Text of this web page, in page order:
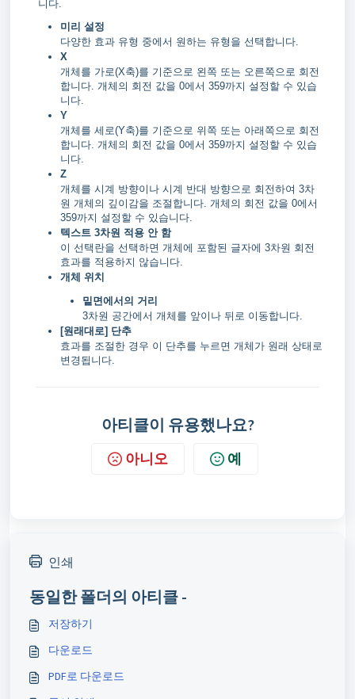
니다.
미리 설정
다양한 효과 유형 중에서 원하는 유형을 선택합니다.
X
개체를 가로(X축)를 기준으로 왼쪽 또는 오른쪽으로 회전
합니다. 개체의 회전 값을 0에서 359까지 설정할 수 있습
니다.
Y
개체를 세로(Y축)를 기준으로 위쪽 또는 아래쪽으로 회전
합니다. 개체의 회전 값을 0에서 359까지 설정할 수 있습
니다.
Z
개체를 시계 방향이나 시계 반대 방향으로 회전하여 3차
원 개체의 깊이감을 조절합니다. 개체의 회전 값을 0에서
359까지 설정할 수 있습니다.
텍스트 3차원 적용 안 함
이 선택란을 선택하면 개체에 포함된 글자에 3차원 회전
효과를 적용하지 않습니다.
개체 위치
밑면에서의 거리
3차원 공간에서 개체를 앞이나 뒤로 이동합니다.
[원래대로] 단추
효과를 조절한 경우 이 단추를 누르면 개체가 원래 상태로
변경됩니다.
아티클이 유용했나요?
아니오 예
인쇄
동일한 폴더의 아티클 -
저장하기
다운로드
PDF로 다운로드